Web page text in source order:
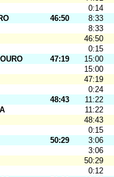
0:14
46:50
8:33
8:33
46:50
0:15
47:19
15:00
15:00
47:19
0:24
48:43
11:22
11:22
48:43
0:15
50:29
3:06
3:06
50:29
0:12